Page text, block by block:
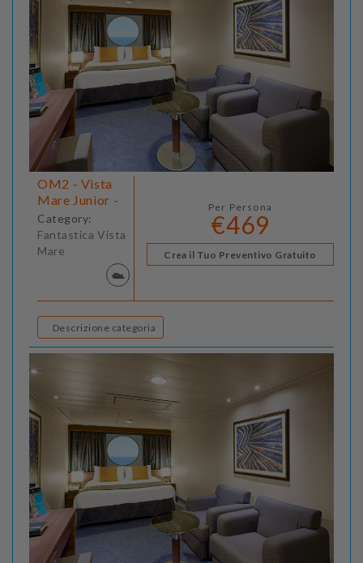
OM2 - Vista
Mare Junior -
Category:
Fantastica Vista
Mare
Per Persona
€469
Crea il Tuo Preventivo Gratuito
Descrizione categoria